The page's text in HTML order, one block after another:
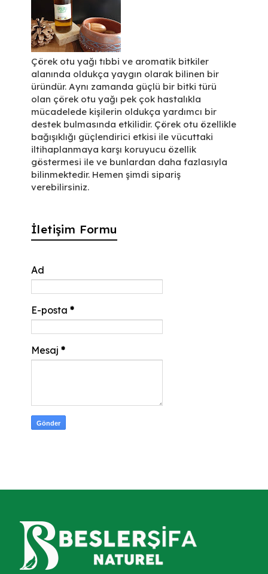
Çörek otu yağı tıbbi ve aromatik bitkiler
alanında oldukça yaygın olarak bilinen bir
üründür. Aynı zamanda güçlü bir bitki türü
olan çörek otu yağı pek çok hastalıkla
mücadelede kişilerin oldukça yardımcı bir
destek bulmasında etkilidir. Çörek otu özellikle
bağışıklığı güçlendirici etkisi ile vücuttaki
iltihaplanmaya karşı koruyucu özellik
göstermesi ile ve bunlardan daha fazlasıyla
bilinmektedir. Hemen şimdi sipariş
verebilirsiniz.
İletişim Formu
Ad
E-posta *
Mesaj *